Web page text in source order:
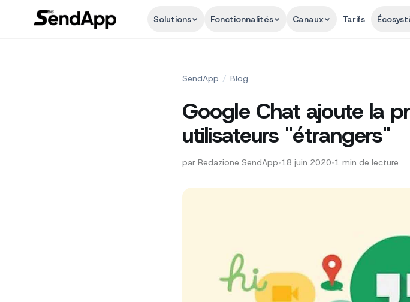
Solutions Fonctionnalités Canaux Tarifs
SendApp / Blog
Google Chat ajoute la
utilisateurs "étrangers"
par Redazione SendApp•18 juin 2020•1 min de lecture